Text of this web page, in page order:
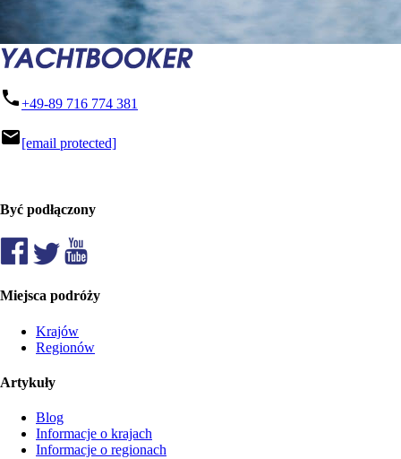
phone+49-89 716 774 381
mail[email protected]
Być podłączony
Miejsca podróży
Krajów
Regionów
Artykuły
Blog
Informacje o krajach
Informacje o regionach